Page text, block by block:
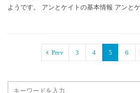
ようです。 アンとケイトの基本情報 アンと
Prev 3 4 5 6